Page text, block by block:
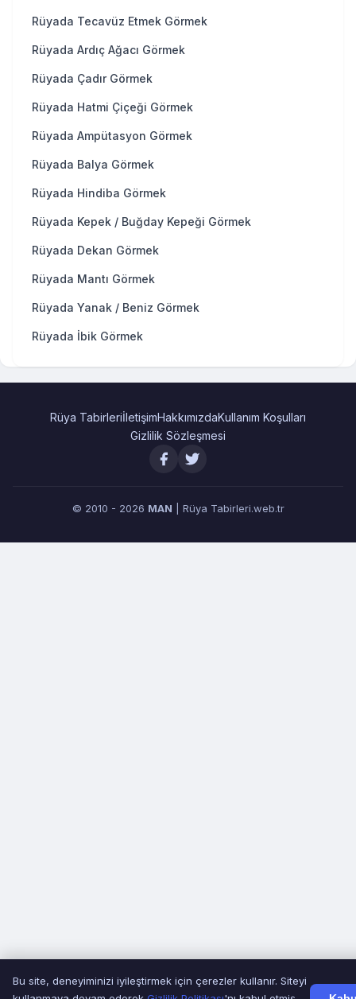
Rüyada Tecavüz Etmek Görmek
Rüyada Ardıç Ağacı Görmek
Rüyada Çadır Görmek
Rüyada Hatmi Çiçeği Görmek
Rüyada Ampütasyon Görmek
Rüyada Balya Görmek
Rüyada Hindiba Görmek
Rüyada Kepek / Buğday Kepeği Görmek
Rüyada Dekan Görmek
Rüyada Mantı Görmek
Rüyada Yanak / Beniz Görmek
Rüyada İbik Görmek
Rüya TabirleriİletişimHakkımızdaKullanım Koşulları
Gizlilik Sözleşmesi
© 2010 - 2026 MAN | Rüya Tabirleri.web.tr
Bu site, deneyiminizi iyileştirmek için çerezler kullanır. Siteyi